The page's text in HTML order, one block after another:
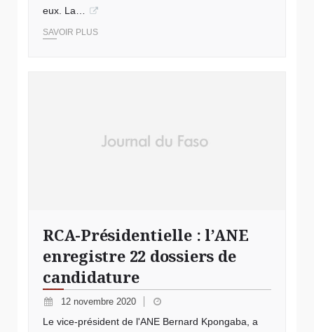
eux. La…
SAVOIR PLUS
RCA-Présidentielle : l’ANE
enregistre 22 dossiers de
candidature
12 novembre 2020
Le vice-président de l'ANE Bernard Kpongaba, a